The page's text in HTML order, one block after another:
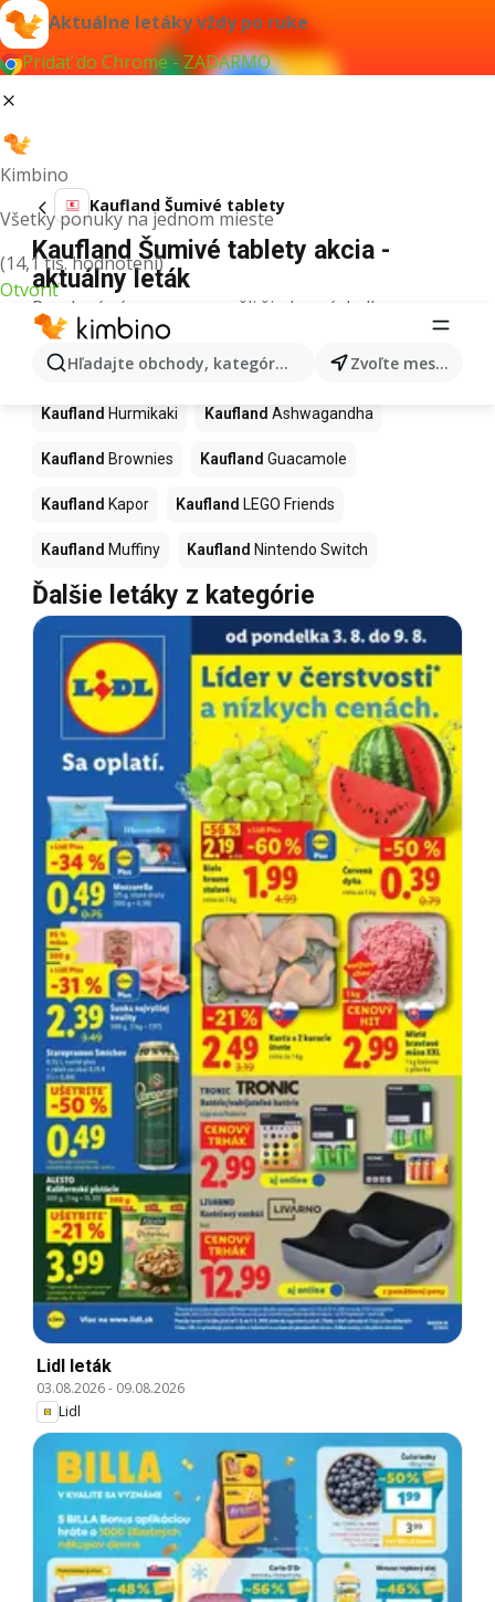
Aktuálne letáky vždy po ruke
Pridať do Chrome - ZADARMO
Kimbino
Všetky ponuky na jednom mieste
(14,1 tis. hodnotení)
Otvoriť
Hľadajte obchody, kategórie, produkty... Zvoľte mesto
Kaufland Šumivé tablety
Kaufland Šumivé tablety akcia -
aktuálny leták
Pre daný výraz sme nenašli žiadne výsledky.
Ďalšie produkty v obchodoch
Kaufland
Kaufland Hurmikaki Kaufland Ashwagandha
Kaufland Brownies Kaufland Guacamole
Kaufland Kapor Kaufland LEGO Friends
Kaufland Muffiny Kaufland Nintendo Switch
Ďalšie letáky z kategórie
Lidl leták
03.08.2026- 09.08.2026
Lidl